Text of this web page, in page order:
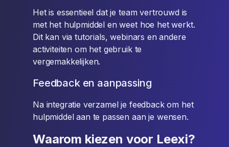
Het is essentieel dat je team vertrouwd is
met het hulpmiddel en weet hoe het werkt.
Dit kan via tutorials, webinars en andere
activiteiten om het gebruik te
vergemakkelijken.
Feedback en aanpassing
Na integratie verzamel je feedback om het
hulpmiddel aan te passen aan je wensen.
Waarom kiezen voor Leexi?